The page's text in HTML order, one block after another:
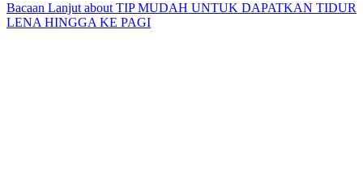
Bacaan Lanjut about TIP MUDAH UNTUK DAPATKAN TIDUR
LENA HINGGA KE PAGI